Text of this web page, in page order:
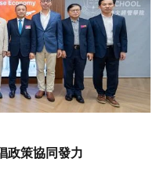
政策協同發力